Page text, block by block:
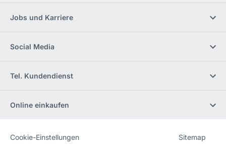
Jobs und Karriere
Social Media
Tel. Kundendienst
Online einkaufen
Website
[Website
Cookie-Einstellungen Sitemap